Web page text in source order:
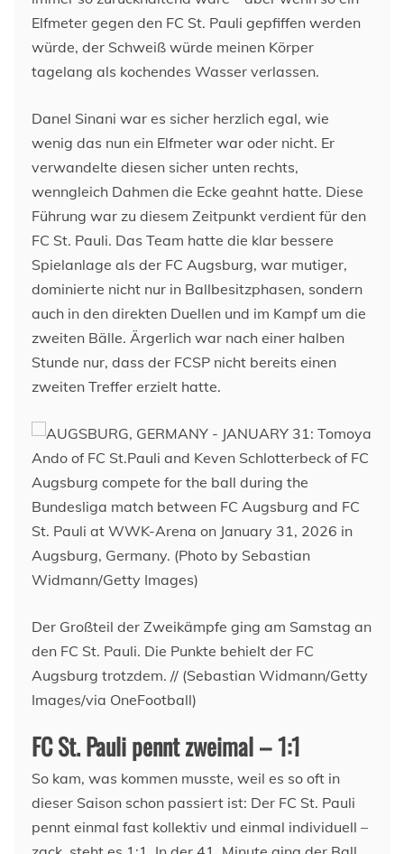
Elfmeter gegen den FC St. Pauli gepfiffen werden
würde, der Schweiß würde meinen Körper
tagelang als kochendes Wasser verlassen.
Danel Sinani war es sicher herzlich egal, wie
wenig das nun ein Elfmeter war oder nicht. Er
verwandelte diesen sicher unten rechts,
wenngleich Dahmen die Ecke geahnt hatte. Diese
Führung war zu diesem Zeitpunkt verdient für den
FC St. Pauli. Das Team hatte die klar bessere
Spielanlage als der FC Augsburg, war mutiger,
dominierte nicht nur in Ballbesitzphasen, sondern
auch in den direkten Duellen und im Kampf um die
zweiten Bälle. Ärgerlich war nach einer halben
Stunde nur, dass der FCSP nicht bereits einen
zweiten Treffer erzielt hatte.
Der Großteil der Zweikämpfe ging am Samstag an
den FC St. Pauli. Die Punkte behielt der FC
Augsburg trotzdem. // (Sebastian Widmann/Getty
Images/via OneFootball)
FC St. Pauli pennt zweimal – 1:1
So kam, was kommen musste, weil es so oft in
dieser Saison schon passiert ist: Der FC St. Pauli
pennt einmal fast kollektiv und einmal individuell –